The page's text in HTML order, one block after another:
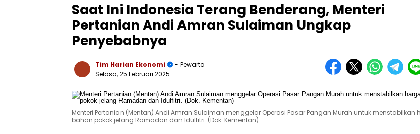
Saat Ini Indonesia Terang Benderang, Menteri
Pertanian Andi Amran Sulaiman Ungkap
Penyebabnya
Tim Harian Ekonomi
- Pewarta
Selasa, 25 Februari 2025
Menteri Pertanian (Mentan) Andi Amran Sulaiman menggelar Operasi Pasar Pangan Murah untuk menstabilkan
bahan pokok jelang Ramadan dan Idulfitri. (Dok. Kementan)